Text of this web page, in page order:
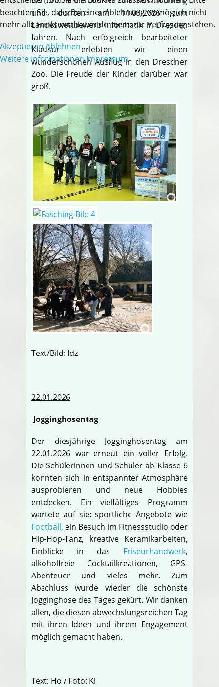
und durften am 11.03.2026 zum
Landeswettbewerb Informatik in Dresden
fahren. Nach erfolgreich bearbeiteter
Klausur erlebten wir einen
wunderschönen Ausflug in den Dresdner
Zoo. Die Freude der Kinder darüber war
groß.
Text/Bild: Idz
22.01.2026
Jogginghosentag
Der diesjährige Jogginghosentag am
22.01.2026 war erneut ein voller Erfolg.
Die Schülerinnen und Schüler ab Klasse 6
konnten sich in entspannter Atmosphäre
ausprobieren und neue Hobbies
entdecken. Ein vielfältiges Programm
wartete auf sie: sportliche Angebote wie
Football, ein Besuch im Fitnessstudio oder
Hip-Hop-Tanz, kreative Keramikarbeiten,
Einblicke in das Friseurhandwerk,
alkoholfreie Cocktailkreationen, GPS-
Abenteuer und vieles mehr. Zum
Abschluss wurde wieder die schönste
Jogginghose des Tages gekürt. Wir danken
allen, die diesen abwechslungsreichen Tag
mit ihren Ideen und ihrem Engagement
möglich gemacht haben.
Text: Ho / Foto: Ki
beachten Sie, dass bei einer Ablehnung womöglich nicht
mehr alle Funktionalitäten der Seite zur Verfügung stehen.
AkzeptierenAblehnen
Weitere Informationen Impressum